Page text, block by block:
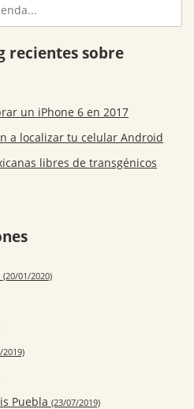
recientes sobre
un iPhone 6 en 2017
a localizar tu celular Android
libres de transgénicos
(20/01/2020)
2019)
Puebla (23/07/2019)